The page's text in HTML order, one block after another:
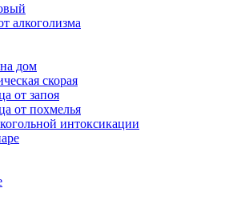
алкоголизма
дом
скорая
от запоя
от похмелья
интоксикации